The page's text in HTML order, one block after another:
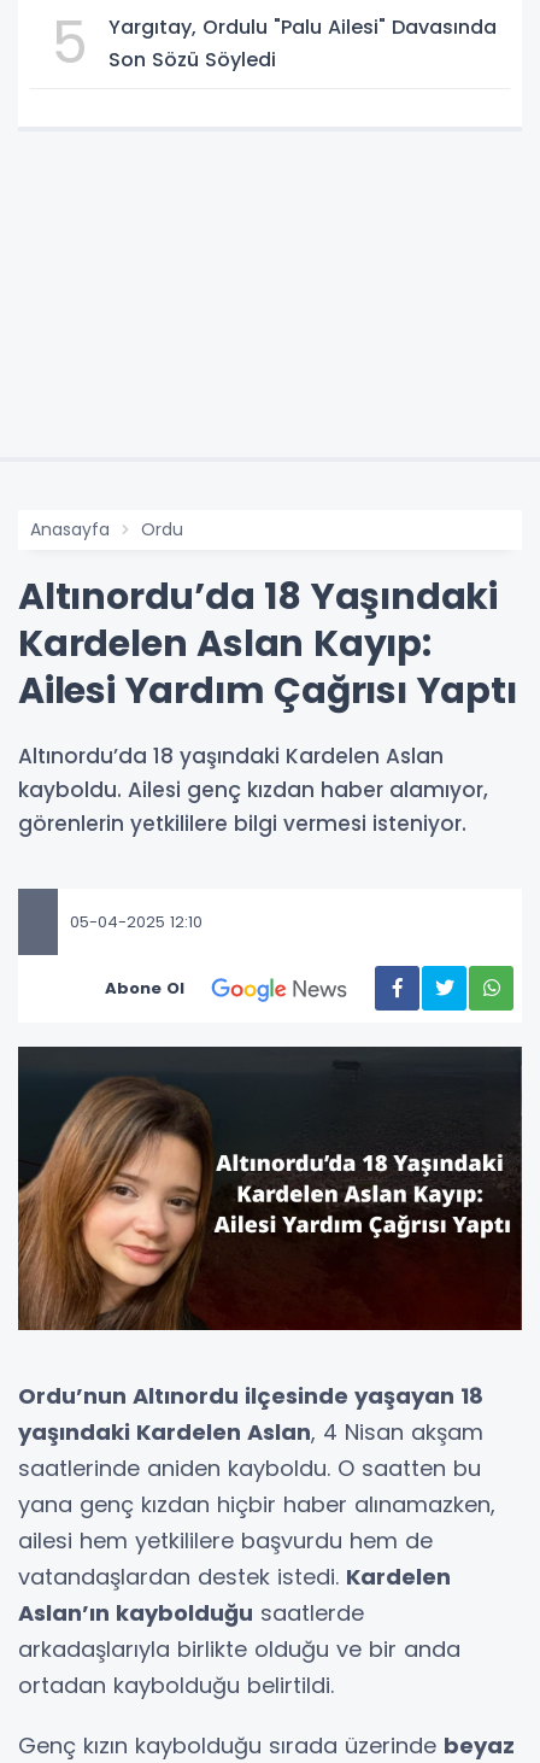
5
Yargıtay, Ordulu "Palu Ailesi" Davasında
Son Sözü Söyledi
Anasayfa Ordu
Altınordu’da 18 Yaşındaki
Kardelen Aslan Kayıp:
Ailesi Yardım Çağrısı Yaptı
Altınordu’da 18 yaşındaki Kardelen Aslan
kayboldu. Ailesi genç kızdan haber alamıyor,
görenlerin yetkililere bilgi vermesi isteniyor.
05-04-2025 12:10
Abone Ol
Ordu’nun Altınordu ilçesinde yaşayan 18
yaşındaki Kardelen Aslan, 4 Nisan akşam
saatlerinde aniden kayboldu. O saatten bu
yana genç kızdan hiçbir haber alınamazken,
ailesi hem yetkililere başvurdu hem de
vatandaşlardan destek istedi. Kardelen
Aslan’ın kaybolduğu saatlerde
arkadaşlarıyla birlikte olduğu ve bir anda
ortadan kaybolduğu belirtildi.
Genç kızın kaybolduğu sırada üzerinde beyaz